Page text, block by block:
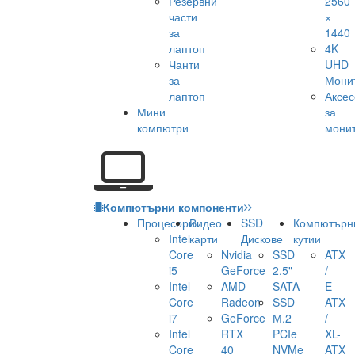
части
за
лаптоп
Чанти
за
лаптоп
Мини
компютри
×
1440
4K
UHD
за
Компютърни компоненти
Процесори
Intel
Core
i5
Intel
Core
i7
Intel
Core
Видео
карти
Nvidia
GeForce
AMD
Radeon
GeForce
RTX
40
SSD
Дискове
SSD
2.5"
SATA
SSD
М.2
PCIe
NVMe
кутии
ATX
/
E-
ATX
/
XL-
ATX